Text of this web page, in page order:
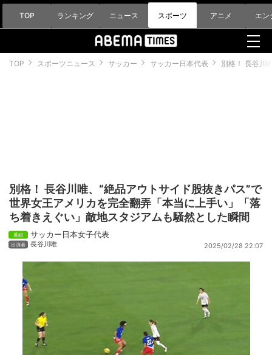
TOP ランキング ニュース スポーツ アニメ エン
TOP スポーツニュース サッカー サッカー日本代表 別格！ 長谷川
別格！ 長谷川唯、“絶品アウトサイド股抜きパス”で
世界女王アメリカを完全翻弄「本当に上手い」「落
ち着きえぐい」敵地スタジアムも騒然とした瞬間
サッカー日本女子代表
長谷川唯 2025/02/28 22:07